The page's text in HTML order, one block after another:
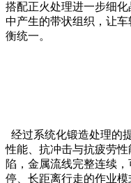
搭配正火处理进一步细
中产生的带状组织，让
衡统一。
经过系统化锻造处理的
性能、抗冲击与抗疲劳
陷，金属流线完整连续
停、长距离行走的作业